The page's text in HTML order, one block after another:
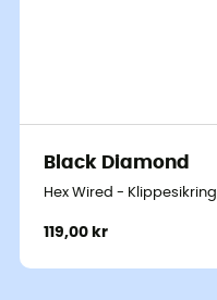
Black Diamond
Hex Wired - Klippesikring
119,00 kr